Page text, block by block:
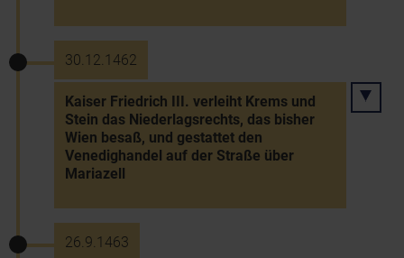
30.12.1462
Kaiser Friedrich III. verleiht Krems und
Stein das Niederlagsrechts, das bisher
Wien besaß, und gestattet den
Venedighandel auf der Straße über
Mariazell
26.9.1463